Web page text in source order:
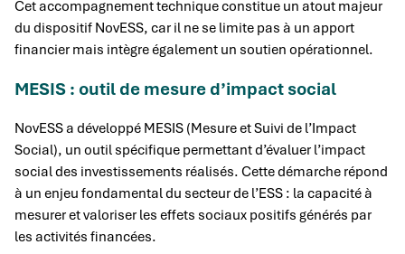
Cet accompagnement technique constitue un atout majeur
du dispositif NovESS, car il ne se limite pas à un apport
financier mais intègre également un soutien opérationnel.
MESIS : outil de mesure d’impact social
NovESS a développé MESIS (Mesure et Suivi de l’Impact
Social), un outil spécifique permettant d’évaluer l’impact
social des investissements réalisés. Cette démarche répond
à un enjeu fondamental du secteur de l’ESS : la capacité à
mesurer et valoriser les effets sociaux positifs générés par
les activités financées.